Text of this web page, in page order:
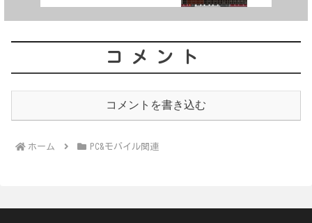
コメント
コメントを書き込む
ホーム PC&モバイル関連